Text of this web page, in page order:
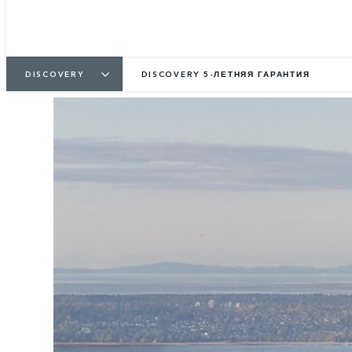
DISCOVERY DISCOVERY 5-ЛЕТНЯЯ ГАРАНТИЯ